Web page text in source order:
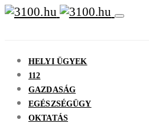
HELYI ÜGYEK
112
GAZDASÁG
EGÉSZSÉGÜGY
OKTATÁS